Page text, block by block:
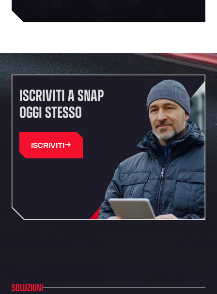
ISCRIVITI A SNAP
OGGI STESSO
ISCRIVITI
SOLUZIONI